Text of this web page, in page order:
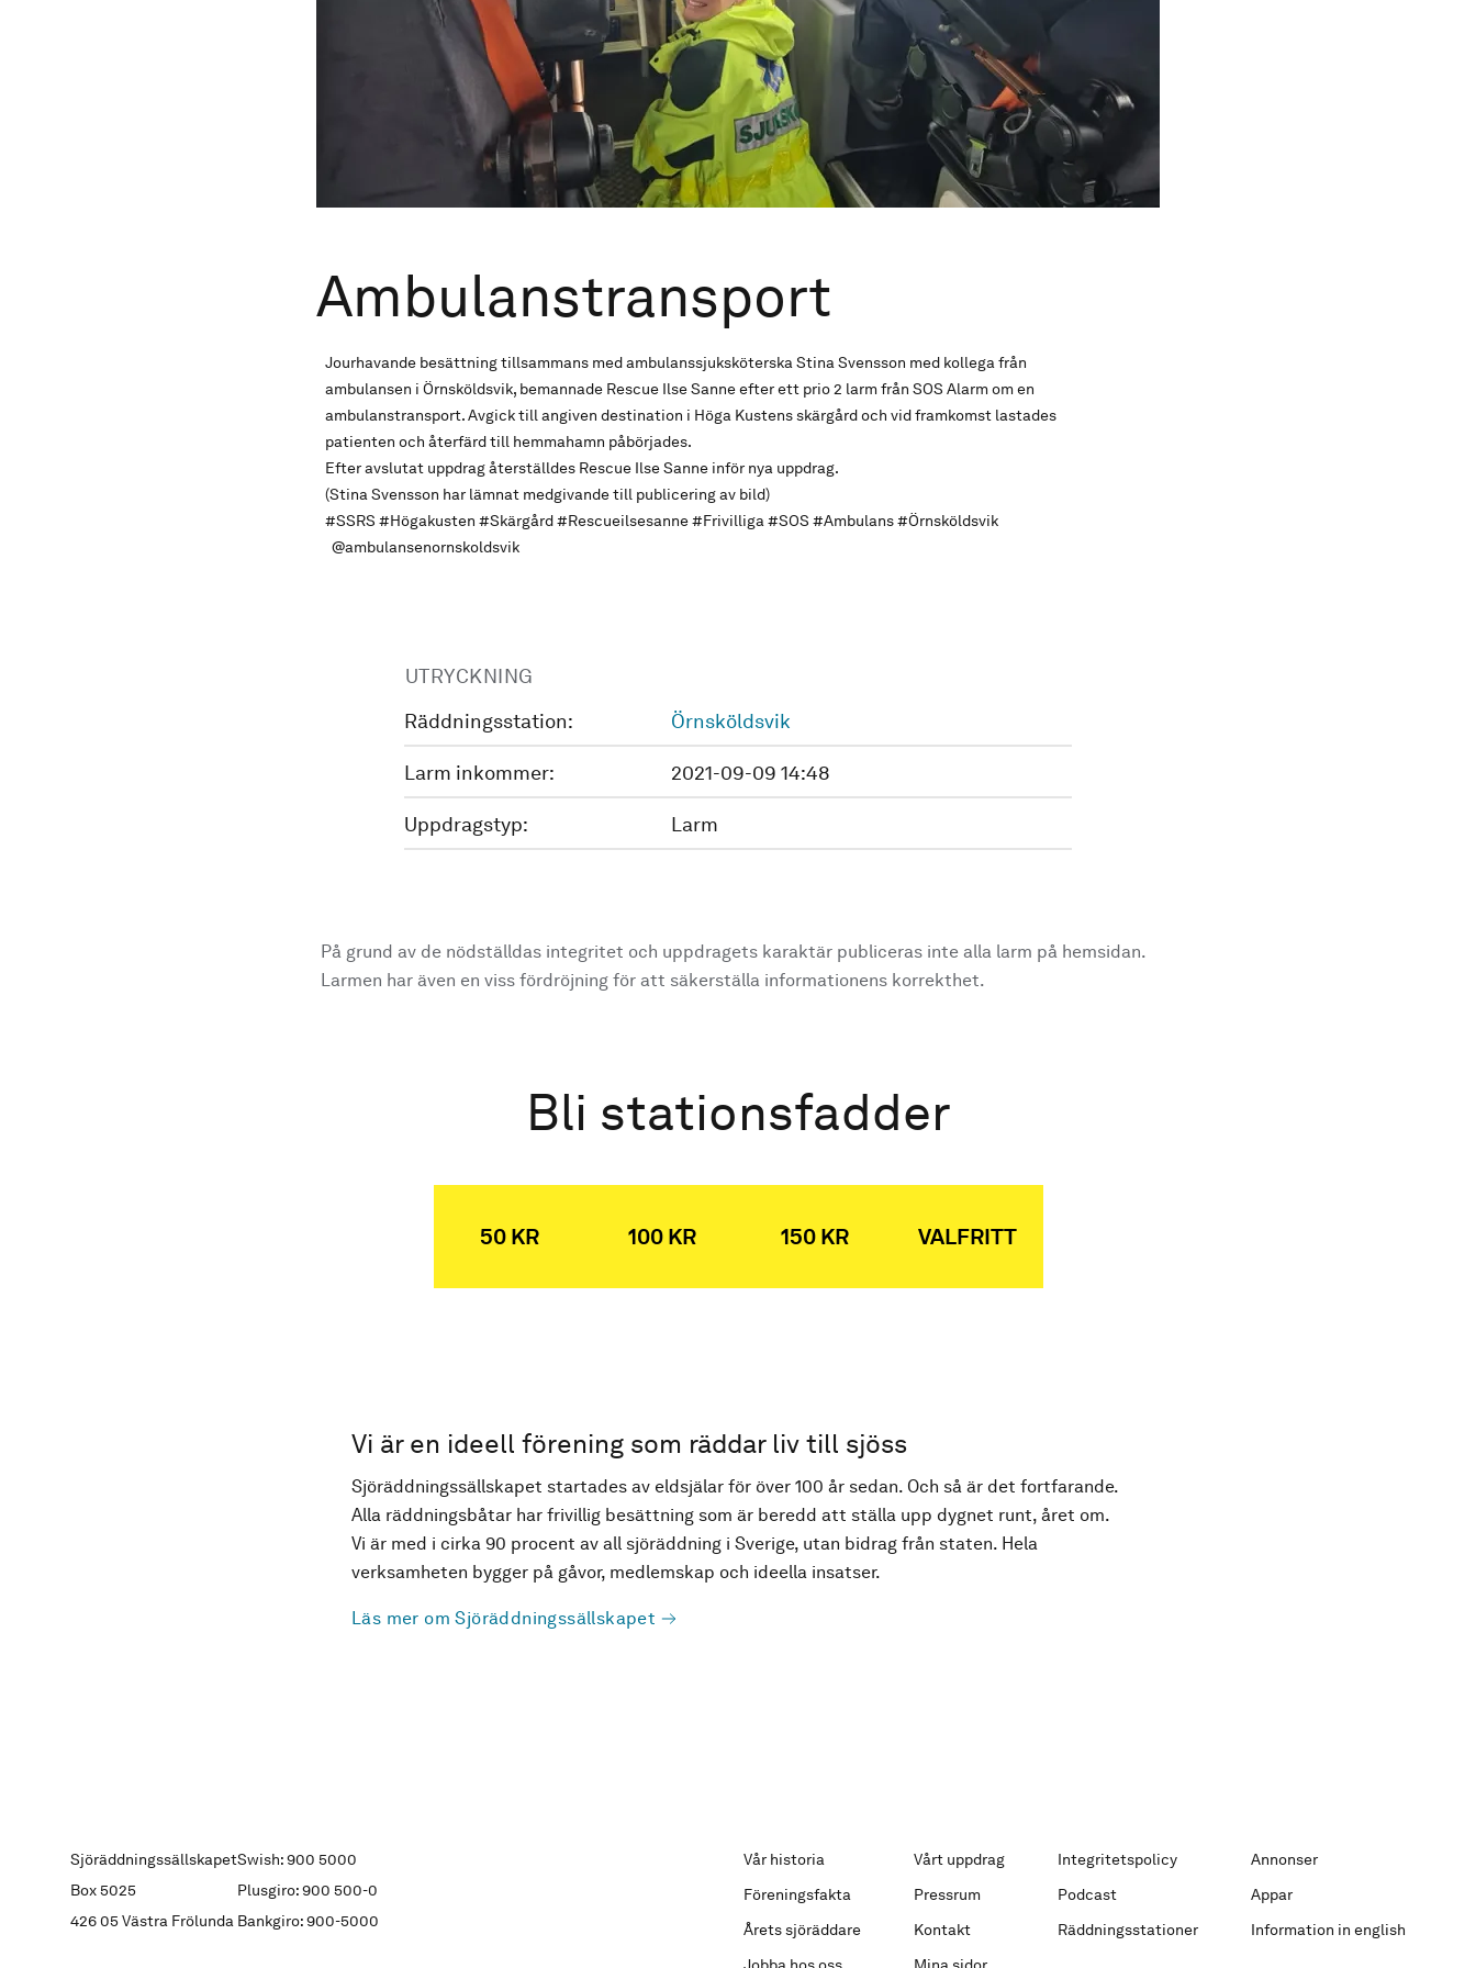
Ambulanstransport
Jourhavande besättning tillsammans med ambulanssjuksköterska Stina Svensson med kollega från
ambulansen i Örnsköldsvik, bemannade Rescue Ilse Sanne efter ett prio 2 larm från SOS Alarm om en
ambulanstransport. Avgick till angiven destination i Höga Kustens skärgård och vid framkomst lastades
patienten och återfärd till hemmahamn påbörjades.
Efter avslutat uppdrag återställdes Rescue Ilse Sanne inför nya uppdrag.
(Stina Svensson har lämnat medgivande till publicering av bild)
#SSRS #Högakusten #Skärgård #Rescueilsesanne #Frivilliga #SOS #Ambulans #Örnsköldsvik
@ambulansenornskoldsvik
UTRYCKNING
Räddningsstation:
Örnsköldsvik
Larm inkommer: 2021-09-09 14:48
Uppdragstyp: Larm
På grund av de nödställdas integritet och uppdragets karaktär publiceras inte alla larm på hemsidan.
Larmen har även en viss fördröjning för att säkerställa informationens korrekthet.
Bli stationsfadder
50 KR 100 KR 150 KR VALFRITT
Vi är en ideell förening som räddar liv till sjöss
Sjöräddningssällskapet startades av eldsjälar för över 100 år sedan. Och så är det fortfarande.
Alla räddningsbåtar har frivillig besättning som är beredd att ställa upp dygnet runt, året om.
Vi är med i cirka 90 procent av all sjöräddning i Sverige, utan bidrag från staten. Hela
verksamheten bygger på gåvor, medlemskap och ideella insatser.
Läs mer om Sjöräddningssällskapet
Sjöräddningssällskapet
Box 5025
426 05 Västra Frölunda
Swish: 900 5000
Plusgiro: 900 500-0
Bankgiro: 900-5000
Vår historia Vårt uppdrag Integritetspolicy
Annonser
Föreningsfakta
Pressrum Podcast
Appar
Årets sjöräddare
Kontakt Räddningsstationer
Information in english